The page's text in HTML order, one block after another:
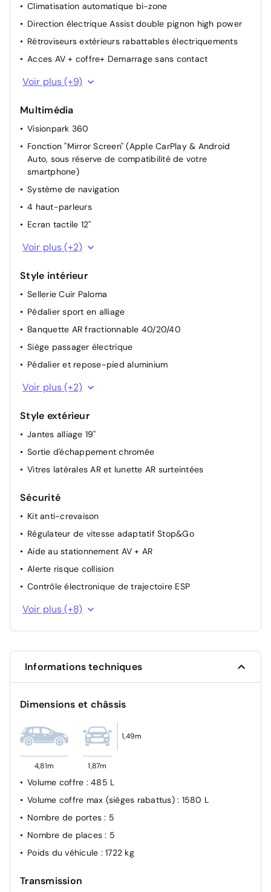
Climatisation automatique bi-zone
Direction électrique Assist double pignon high power
Rétroviseurs extérieurs rabattables électriquements
Acces AV + coffre+ Demarrage sans contact
Appui-tête AV réglable 4 voies
Réglage lombaire électrique
Réglage lombaire passager electropneumatique
Projecteurs réglables manuellement
Siège conducteur réglable électriquement
Commutation automatique des feux de route / feux de
croisement
Câble de recharge pour prise domestique
Voir plus (+9)
Multimédia
Visionpark 360
Fonction "Mirror Screen" (Apple CarPlay & Android
Auto, sous réserve de compatibilité de votre
smartphone)
Système de navigation
4 haut-parleurs
Ecran tactile 12''
2 Prises USB-C
Voir plus (+2)
Style intérieur
Sellerie Cuir Paloma
Pédalier sport en alliage
Banquette AR fractionnable 40/20/40
Siège passager électrique
Pédalier et repose-pied aluminium
Rétroviseur interieur électrochrome frameless
Voir plus (+2)
Style extérieur
Jantes alliage 19"
Sortie d'échappement chromée
Vitres latérales AR et lunette AR surteintées
Sécurité
Kit anti-crevaison
Régulateur de vitesse adaptatif Stop&Go
Aide au stationnement AV + AR
Alerte risque collision
Contrôle électronique de trajectoire ESP
Essuie-vitre avant avec capteur de pluie
détection de non bouclage
Sécurité enfant électrique AR
Projecteurs LED
Airbag passager avant déconnectable manuellement
Verrouillage automatique des ouvrants en roulant
Voir plus (+8)
Informations techniques
Dimensions et châssis
4,81m 1,87m
1,49m
Volume coffre : 485 L
Volume coffre max (sièges rabattus) : 1580 L
Nombre de portes: 5
Nombre de places: 5
Poids du véhicule : 1722 kg
Transmission